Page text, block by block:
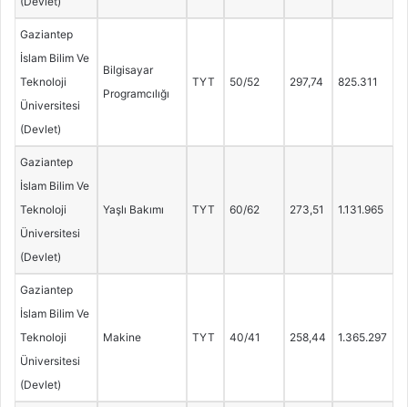
Gaziantep
İslam Bilim Ve
Teknoloji
Üniversitesi
(Devlet)
Bilgisayar
Programcılığı
TYT 50/52 297,74 825.311
Gaziantep
İslam Bilim Ve
Teknoloji
Üniversitesi
(Devlet)
Yaşlı Bakımı TYT 60/62 273,51 1.131.965
Gaziantep
İslam Bilim Ve
Teknoloji
Üniversitesi
(Devlet)
Makine TYT 40/41 258,44 1.365.297